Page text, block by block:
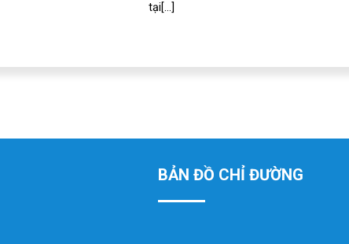
tại[...]
BẢN ĐỒ CHỈ ĐƯỜNG